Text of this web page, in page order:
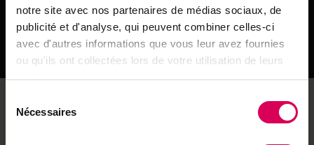
notre site avec nos partenaires de médias sociaux, de
publicité et d'analyse, qui peuvent combiner celles-ci
avec d'autres informations que vous leur avez fournies
ou qu'ils ont collectées lors de votre utilisation de leurs
services.
Nécessaires
ajouter la crème et déposer les pavés de saumon par-
dessus, couvrir et laisser mijoter 15–20 min.
Saler, poivrer, arroser de jus de citron avant de servir.
Envie de partager ?